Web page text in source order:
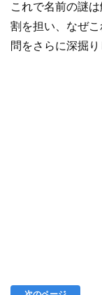
これで名前の謎
割を担い、なぜ
問をさらに深掘り